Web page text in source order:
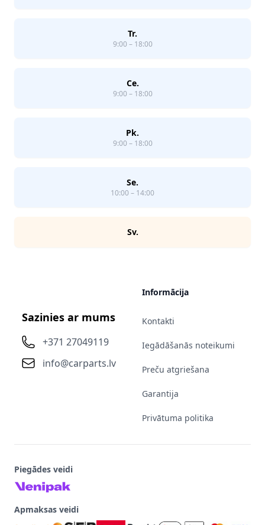
Tr.
9:00 – 18:00
Ce.
9:00 – 18:00
Pk.
9:00 – 18:00
Se.
10:00 – 14:00
Sv.
Sazinies ar mums
+371 27049119
info@carparts.lv
Informācija
Kontakti
Iegādāšanās noteikumi
Preču atgriešana
Garantija
Privātuma politika
Piegādes veidi
Apmaksas veidi